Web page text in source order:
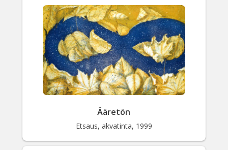
Valitse väri
Hae sivustolta
Ääretön
Etsaus, akvatinta, 1999